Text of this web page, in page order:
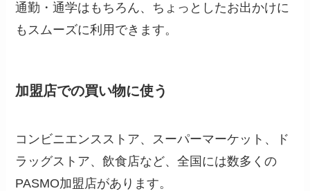
通勤・通学はもちろん、ちょっとしたお出かけに
もスムーズに利用できます。
加盟店での買い物に使う
コンビニエンスストア、スーパーマーケット、ド
ラッグストア、飲食店など、全国には数多くの
PASMO加盟店があります。